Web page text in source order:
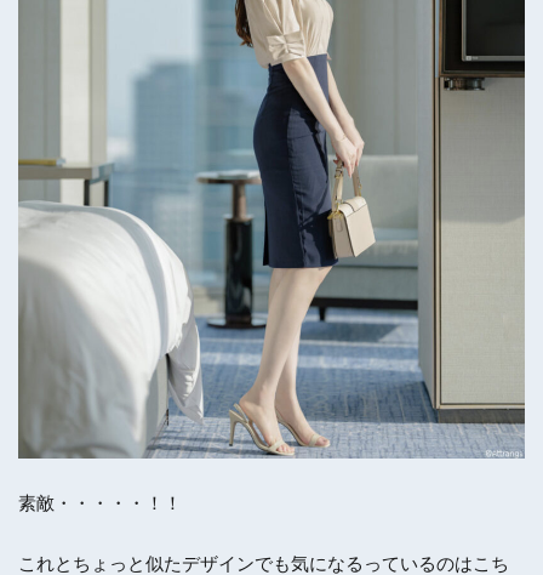
素敵・・・・・！！
これとちょっと似たデザインでも気になるっているのはこち